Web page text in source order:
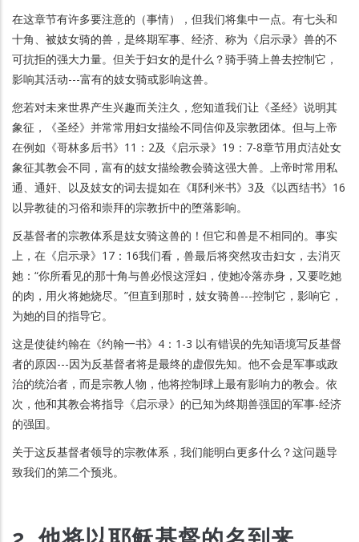
在这章节有许多要注意的（事情），但我们将集中一点。有七头和
十角、被妓女骑的兽，是终期军事、经济、称为《启示录》兽的不
可抗拒的强大力量。但关于妇女的是什么？骑手骑上兽去控制它，
影响其活动---富有的妓女骑或影响这兽。
您若对未来世界产生兴趣而关注久，您知道我们让《圣经》说明其
象征，《圣经》并常常用妇女描绘不同信仰及宗教团体。但与上帝
在例如《哥林多后书》11：2及《启示录》19：7-8章节用贞洁处女
象征其教会不同，富有的妓女描绘教会骑这强大兽。上帝时常用私
通、通奸、以及妓女的词去提如在《耶利米书》3及《以西结书》16
以异教徒的习俗和崇拜的宗教折中的堕落影响。
反基督者的宗教体系是妓女骑这兽的！但它和兽是不相同的。事实
上，在《启示录》17：16我们看，兽最后将突然攻击妇女，去消灭
她：“你所看见的那十角与兽必恨这淫妇，使她冷落赤身，又要吃她
的肉，用火将她烧尽。”但直到那时，妓女骑兽---控制它，影响它，
为她的目的指导它。
这是使徒约翰在《约翰一书》4：1-3 以有错误的先知语境写反基督
者的原因---因为反基督者将是最终的虚假先知。他不会是军事或政
治的统治者，而是宗教人物，他将控制球上最有影响力的教会。依
次，他和其教会将指导《启示录》的已知为终期兽强囯的军事-经济
的强囯。
关于这反基督者领导的宗教体系，我们能明白更多什么？这问题导
致我们的第二个预兆。